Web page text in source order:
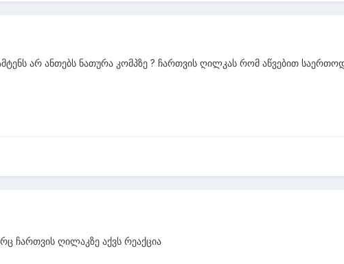
არ ანთებს ნათურა კომპზე ? ჩართვის ღილკას რომ აწვებით
ჩართვის ღილაკზე აქვს რეაქცია